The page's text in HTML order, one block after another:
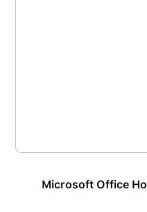
Microsoft Office